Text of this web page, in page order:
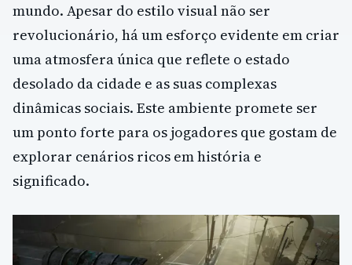
mundo. Apesar do estilo visual não ser
revolucionário, há um esforço evidente em criar
uma atmosfera única que reflete o estado
desolado da cidade e as suas complexas
dinâmicas sociais. Este ambiente promete ser
um ponto forte para os jogadores que gostam de
explorar cenários ricos em história e
significado.